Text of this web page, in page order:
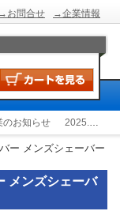
→企業情報
→お問合せ
のお知らせ 2025.12.24
ー メンズシェーバー
メンズシェーバ